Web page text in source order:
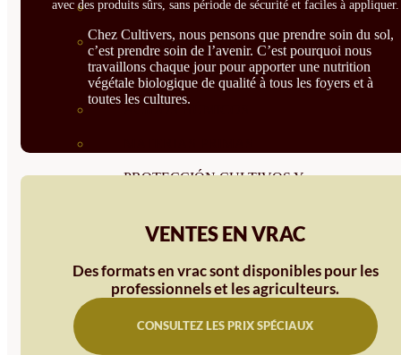
MADURACIÓN Y ENGORDE
REGENERADORES DEL
SUELO
PROTECCIÓN CULTIVOS Y
PLANTAS INTERIOR
GROWPUNCH
SEMILLAS
avec des produits sûrs, sans période de sécurité et faciles à appliquer.
Chez Cultivers, nous pensons que prendre soin du sol,
c’est prendre soin de l’avenir. C’est pourquoi nous
travaillons chaque jour pour apporter une nutrition
végétale biologique de qualité à tous les foyers et à
toutes les cultures.
VENTES EN VRAC
Des formats en vrac sont disponibles pour les
professionnels et les agriculteurs.
CONSULTEZ LES PRIX SPÉCIAUX